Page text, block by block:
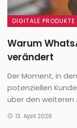
DIGITALE PRODUKTE
Warum
verändert
Der Moment, in
potenziellen
über den weiteren
13. April 2026